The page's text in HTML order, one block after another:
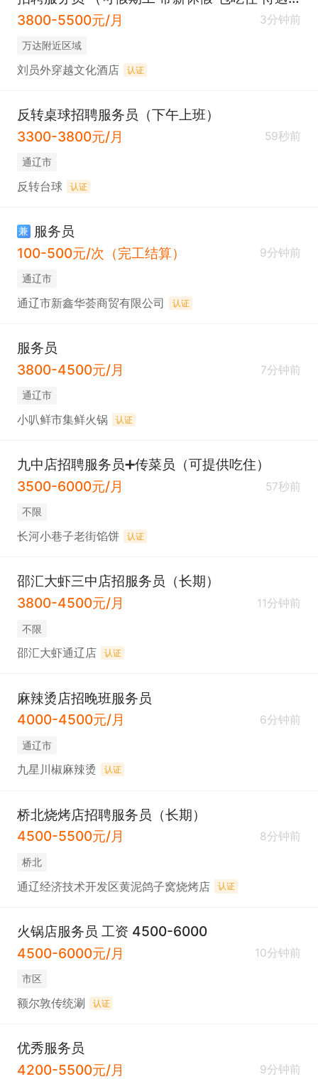
3800-5500元/月
3分钟前
万达附近区域
刘员外穿越文化酒店 认证
反转桌球招聘服务员（下午上班）
3300-3800元/月
59秒前
通辽市
反转台球 认证
兼 服务员
100-500元/次（完工结算）
9分钟前
通辽市
通辽市新鑫华荟商贸有限公司 认证
服务员
3800-4500元/月
7分钟前
通辽市
小叭鲜市集鲜火锅 认证
九中店招聘服务员➕传菜员（可提供吃住）
3500-6000元/月
57秒前
不限
长河小巷子老街馅饼 认证
邵汇大虾三中店招服务员（长期）
3800-4500元/月
11分钟前
不限
邵汇大虾通辽店 认证
麻辣烫店招晚班服务员
4000-4500元/月
6分钟前
通辽市
九星川椒麻辣烫 认证
桥北烧烤店招聘服务员（长期）
4500-5500元/月
8分钟前
桥北
通辽经济技术开发区黄泥鸽子窝烧烤店 认证
火锅店服务员 工资 4500-6000
4500-6000元/月
10分钟前
市区
额尔敦传统涮 认证
优秀服务员
4200-5500元/月
9分钟前